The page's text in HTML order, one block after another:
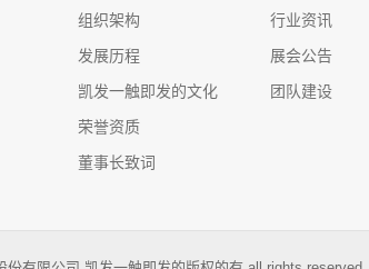
组织架构
发展历程
凯发一触即发的文化
荣誉资质
董事长致词
行业资讯
展会公告
团队建设